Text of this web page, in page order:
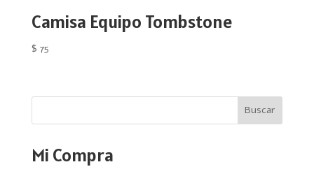
Camisa Equipo Tombstone
$ 75
Buscar
Mi Compra